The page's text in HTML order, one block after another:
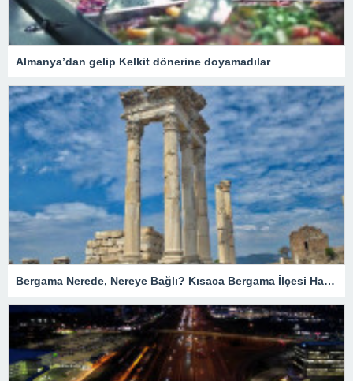
Almanya’dan gelip Kelkit dönerine doyamadılar
Bergama Nerede, Nereye Bağlı? Kısaca Bergama İlçesi Hakkında Bilgiler